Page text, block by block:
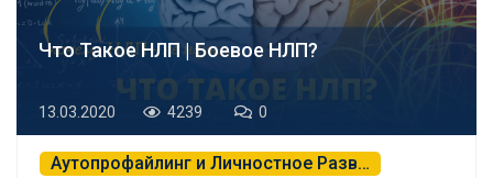
Что Такое НЛП | Боевое НЛП?
13.03.2020 4239 0
Аутопрофайлинг и Личностное Развитие